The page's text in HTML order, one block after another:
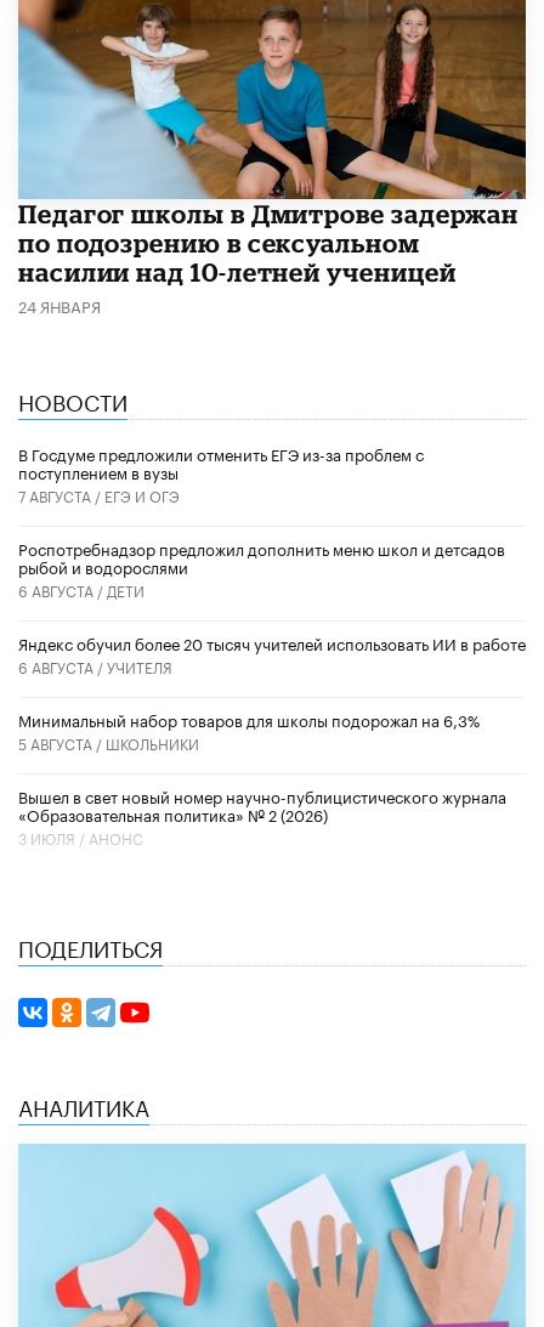
Педагог школы в Дмитрове задержан
по подозрению в сексуальном
насилии над 10-летней ученицей
24 ЯНВАРЯ
НОВОСТИ
В Госдуме предложили отменить ЕГЭ из-за проблем с
поступлением в вузы
7 АВГУСТА / ЕГЭ И ОГЭ
Роспотребнадзор предложил дополнить меню школ и детсадов
рыбой и водорослями
6 АВГУСТА / ДЕТИ
​Яндекс обучил более 20 тысяч учителей использовать ИИ в работе
6 АВГУСТА /УЧИТЕЛЯ
Минимальный набор товаров для школы подорожал на 6,3%
5 АВГУСТА / ШКОЛЬНИКИ
Вышел в свет новый номер научно-публицистического журнала
«Образовательная политика» № 2 (2026)
3 ИЮЛЯ / АНОНС
ПОДЕЛИТЬСЯ
АНАЛИТИКА